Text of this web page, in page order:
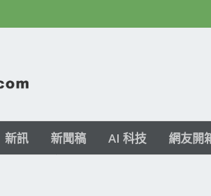
新訊 新聞稿 AI 科技 網友開